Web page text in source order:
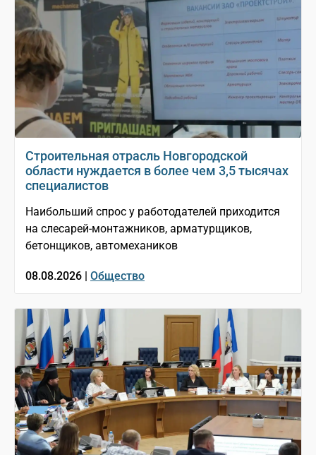
Строительная отрасль Новгородской
области нуждается в более чем 3,5 тысячах
специалистов
Наибольший спрос у работодателей приходится
на слесарей-монтажников, арматурщиков,
бетонщиков, автомехаников
08.08.2026 | Общество